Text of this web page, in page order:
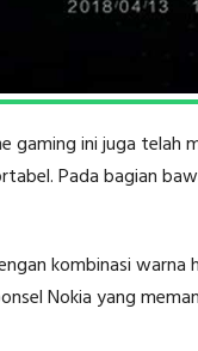
ini juga telah
Pada bagian
kombinasi
Nokia yang